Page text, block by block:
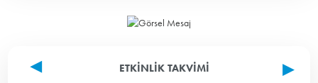
ETKINLIK TAKVIMI